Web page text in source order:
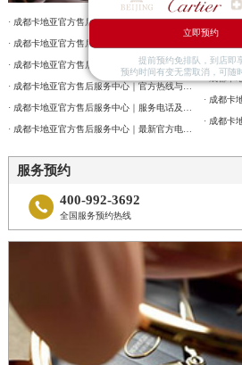
· 成都卡地亚官方售后服务中心｜最新电话和维修门店地址权威信息公告（2026年7月最新）
· 成都卡地亚官方售后服务中心｜最新地址及服务热线权威信息通告（2026年7月最新）
· 成都卡地亚官方售后服务中心｜官方热线与门店地址权威信息公示（2026年7月最新）
· 成都卡地亚官方售后服务中心｜最新官方电话和维修地址权威信息通告（2026年7月最新）
服务预约
 400-992-3692
全国服务预约热线
立即预约
提前预约免排队，到店即
预约时间有变无需取消，可随